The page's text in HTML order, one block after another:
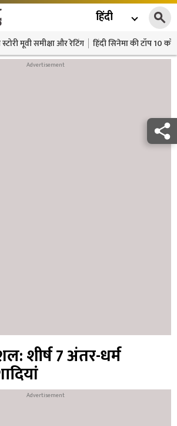
हिंदी
मूवी समीक्षा और रेटिंग हिंदी सिनेमा की टॉप 10
शीर्ष 7 अंतर-धर्म